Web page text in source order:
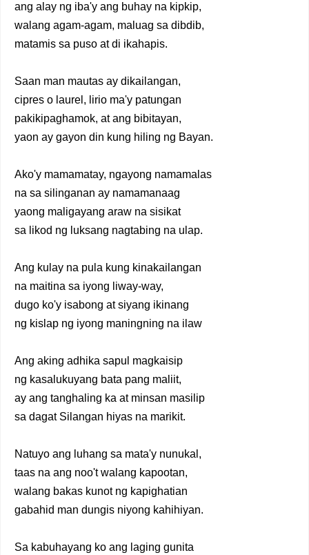
ang alay ng iba'y ang buhay na kipkip,
walang agam-agam, maluag sa dibdib,
matamis sa puso at di ikahapis.
Saan man mautas ay dikailangan,
cipres o laurel, lirio ma'y patungan
pakikipaghamok, at ang bibitayan,
yaon ay gayon din kung hiling ng Bayan.
Ako'y mamamatay, ngayong namamalas
na sa silinganan ay namamanaag
yaong maligayang araw na sisikat
sa likod ng luksang nagtabing na ulap.
Ang kulay na pula kung kinakailangan
na maitina sa iyong liway-way,
dugo ko'y isabong at siyang ikinang
ng kislap ng iyong maningning na ilaw
Ang aking adhika sapul magkaisip
ng kasalukuyang bata pang maliit,
ay ang tanghaling ka at minsan masilip
sa dagat Silangan hiyas na marikit.
Natuyo ang luhang sa mata'y nunukal,
taas na ang noo't walang kapootan,
walang bakas kunot ng kapighatian
gabahid man dungis niyong kahihiyan.
Sa kabuhayang ko ang laging gunita